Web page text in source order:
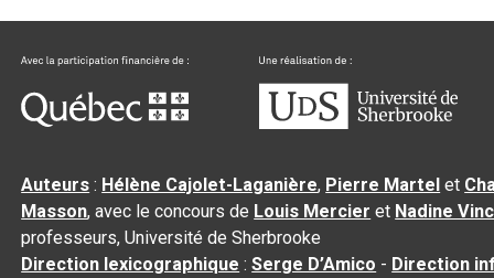
Auteurs : Hélène Cajolet-Laganière, Pierre Martel et
Masson, avec le concours de Louis Mercier et Nadine
professeurs, Université de Sherbrooke
Direction lexicographique :Serge D’Amico - Direction